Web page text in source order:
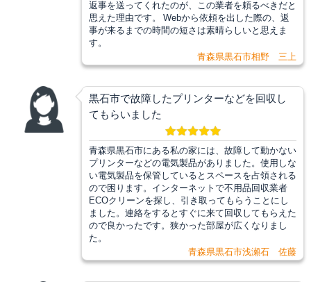
返事を送ってくれたのが、この業者を頼るべきだと
思えた理由です。 Webから依頼を出した際の、返
事が来るまでの時間の短さは素晴らしいと思えま
す。
青森県黒石市相野 三上
黒石市で故障したプリンターなどを回収し
てもらいました
青森県黒石市にある私の家には、故障して動かない
プリンターなどの電気製品がありました。使用しな
い電気製品を保管しているとスペースを占領される
ので困ります。インターネットで不用品回収業者
ECOクリーンを探し、引き取ってもらうことにし
ました。連絡をするとすぐに来て回収してもらえた
ので良かったです。狭かった部屋が広くなりまし
た。
青森県黒石市浅瀬石 佐藤